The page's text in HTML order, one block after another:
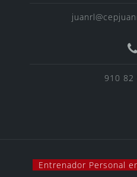
910 82
Entrenador Personal